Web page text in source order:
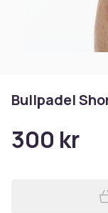
Bullpadel
300 kr